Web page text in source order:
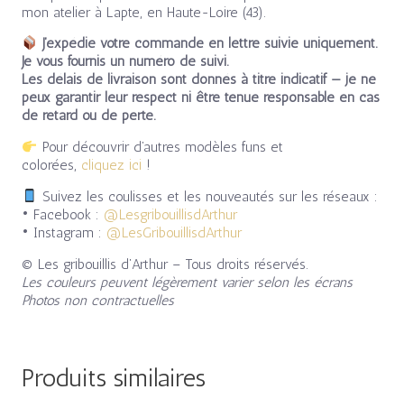
mon atelier à Lapte, en Haute-Loire (43).
J’expédie votre commande en lettre suivie uniquement.
Je vous fournis un numéro de suivi.
Les délais de livraison sont donnés à titre indicatif — je ne
peux garantir leur respect ni être tenue responsable en cas
de retard ou de perte.
Pour découvrir d’autres modèles funs et
colorées, cliquez ici !
Suivez les coulisses et les nouveautés sur les réseaux :
• Facebook : @LesgribouillisdArthur
• Instagram : @LesGribouillisdArthur
© Les gribouillis d’Arthur – Tous droits réservés.
Les couleurs peuvent légèrement varier selon les écrans
Photos non contractuelles
Produits similaires